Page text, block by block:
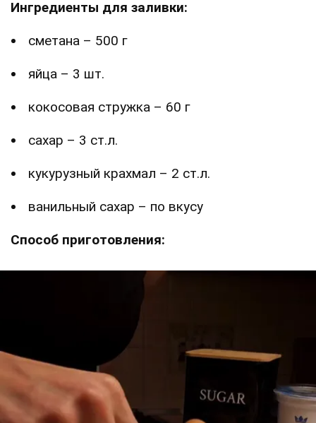
Ингредиенты для заливки:
сметана – 500 г
яйца – 3 шт.
кокосовая стружка – 60 г
сахар – 3 ст.л.
кукурузный крахмал – 2 ст.л.
ванильный сахар – по вкусу
Способ приготовления: